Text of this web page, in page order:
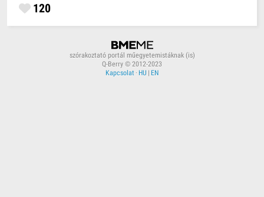
120
szórakoztató portál műegyetemistáknak (is)
Q-Berry © 2012-2023
Kapcsolat · HU | EN